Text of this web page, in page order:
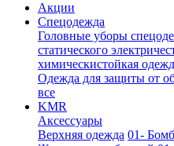
Акции
Спецодежда
Головные уборы
статического
химическистойкая
Одежда для защиты от
все
KMR
Аксессуары
Верхняя одежда 01-